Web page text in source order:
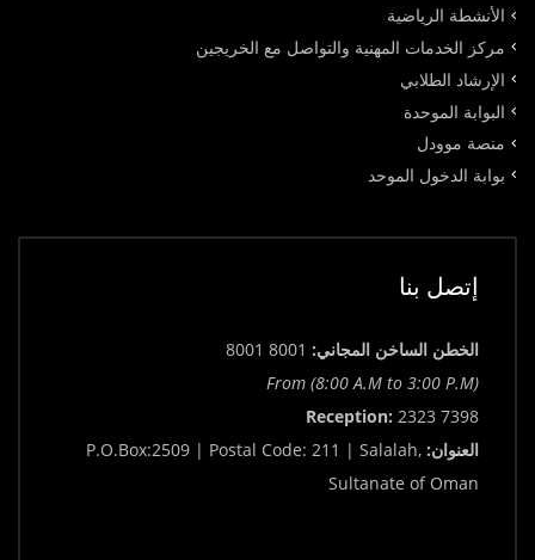
الأنشطة الرياضية
مركز الخدمات المهنية والتواصل مع الخريجين
الإرشاد الطلابي
البوابة الموحدة
منصة موودل
بوابة الدخول الموحد
إتصل بنا
الخطن الساخن المجاني: 8001 8001
From (8:00 A.M to 3:00 P.M)
Reception: 2323 7398
العنوان: P.O.Box:2509 | Postal Code: 211 | Salalah,
Sultanate of Oman